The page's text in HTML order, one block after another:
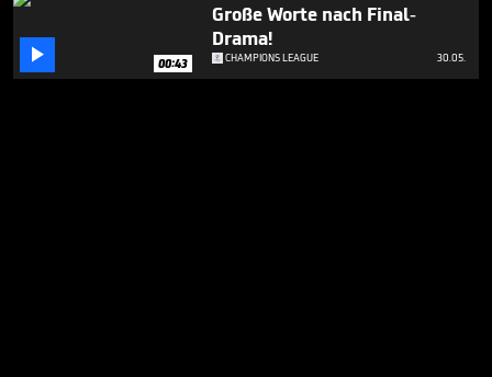
 00:43
Große Worte nach Final-
Drama!
CHAMPIONS LEAGUE 30.05.